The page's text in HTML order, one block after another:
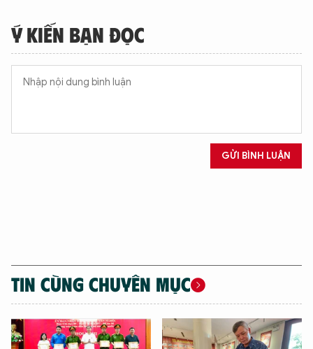
Ý KIẾN BẠN ĐỌC
GỬI BÌNH LUẬN
TIN CÙNG CHUYÊN MỤC